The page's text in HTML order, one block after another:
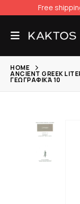
Free
HOME
ANCIENT GREEK
ΓΕΩΓΡΑΦΙΚΆ 10